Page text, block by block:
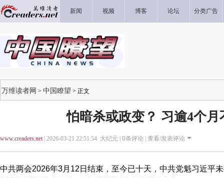
新闻 视频 博客 论坛 分类广告
万维读者网 > 中国瞭望 > 正文
怕暗杀或政变？ 习逾4个月
www.creaders.net| 2026-03-21 22:51:54 大纪元 | 0条评论 | 查看/发表评论
中共两会2026年3月12日结束，至今已十天，中共党魁习近平